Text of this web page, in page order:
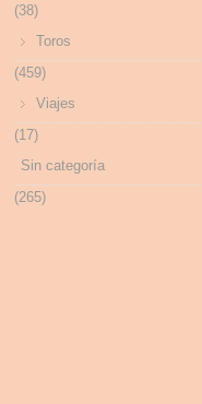
(38)
Toros
(459)
Viajes
(17)
Sin categoría
(265)